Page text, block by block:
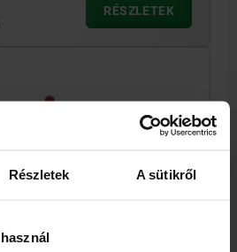
Részletek A sütikről
RÉSZLETEK
PIROS, F2=8000